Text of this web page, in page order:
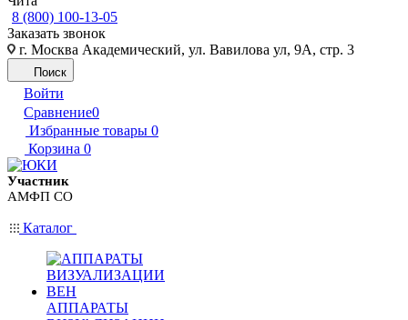
8 (800) 100-13-05
Заказать звонок
г. Москва Академический, ул. Вавилова ул, 9А, стр. 3
Поиск
Войти
Сравнение0
Избранные товары 0
Корзина 0
Участник
АМФП СО
Каталог
АППАРАТЫ